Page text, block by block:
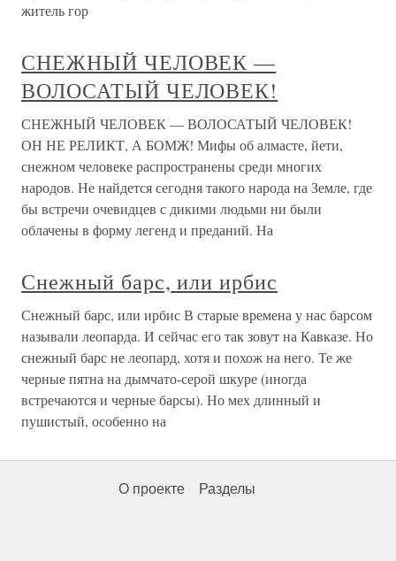
житель гор
СНЕЖНЫЙ ЧЕЛОВЕК —
ВОЛОСАТЫЙ ЧЕЛОВЕК!
СНЕЖНЫЙ ЧЕЛОВЕК — ВОЛОСАТЫЙ ЧЕЛОВЕК!
ОН НЕ РЕЛИКТ, А БОМЖ! Мифы об алмасте, йети,
снежном человеке распространены среди многих
народов. Не найдется сегодня такого народа на Земле, где
бы встречи очевидцев с дикими людьми ни были
облачены в форму легенд и преданий. На
Снежный барс, или ирбис
Снежный барс, или ирбис В старые времена у нас барсом
называли леопарда. И сейчас его так зовут на Кавказе. Но
снежный барс не леопард, хотя и похож на него. Те же
черные пятна на дымчато-серой шкуре (иногда
встречаются и черные барсы). Но мех длинный и
пушистый, особенно на
О проекте Разделы